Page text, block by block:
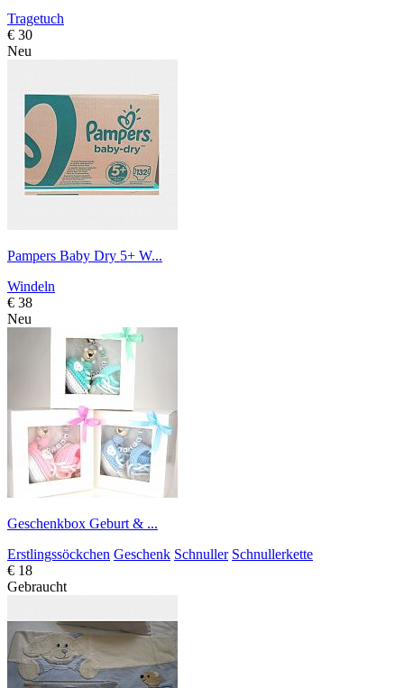
Tragetuch
€ 30
Neu
Pampers Baby Dry 5+ W...
Windeln
€ 38
Neu
Geschenkbox Geburt & ...
Erstlingssöckchen Geschenk Schnuller Schnullerkette
€ 18
Gebraucht